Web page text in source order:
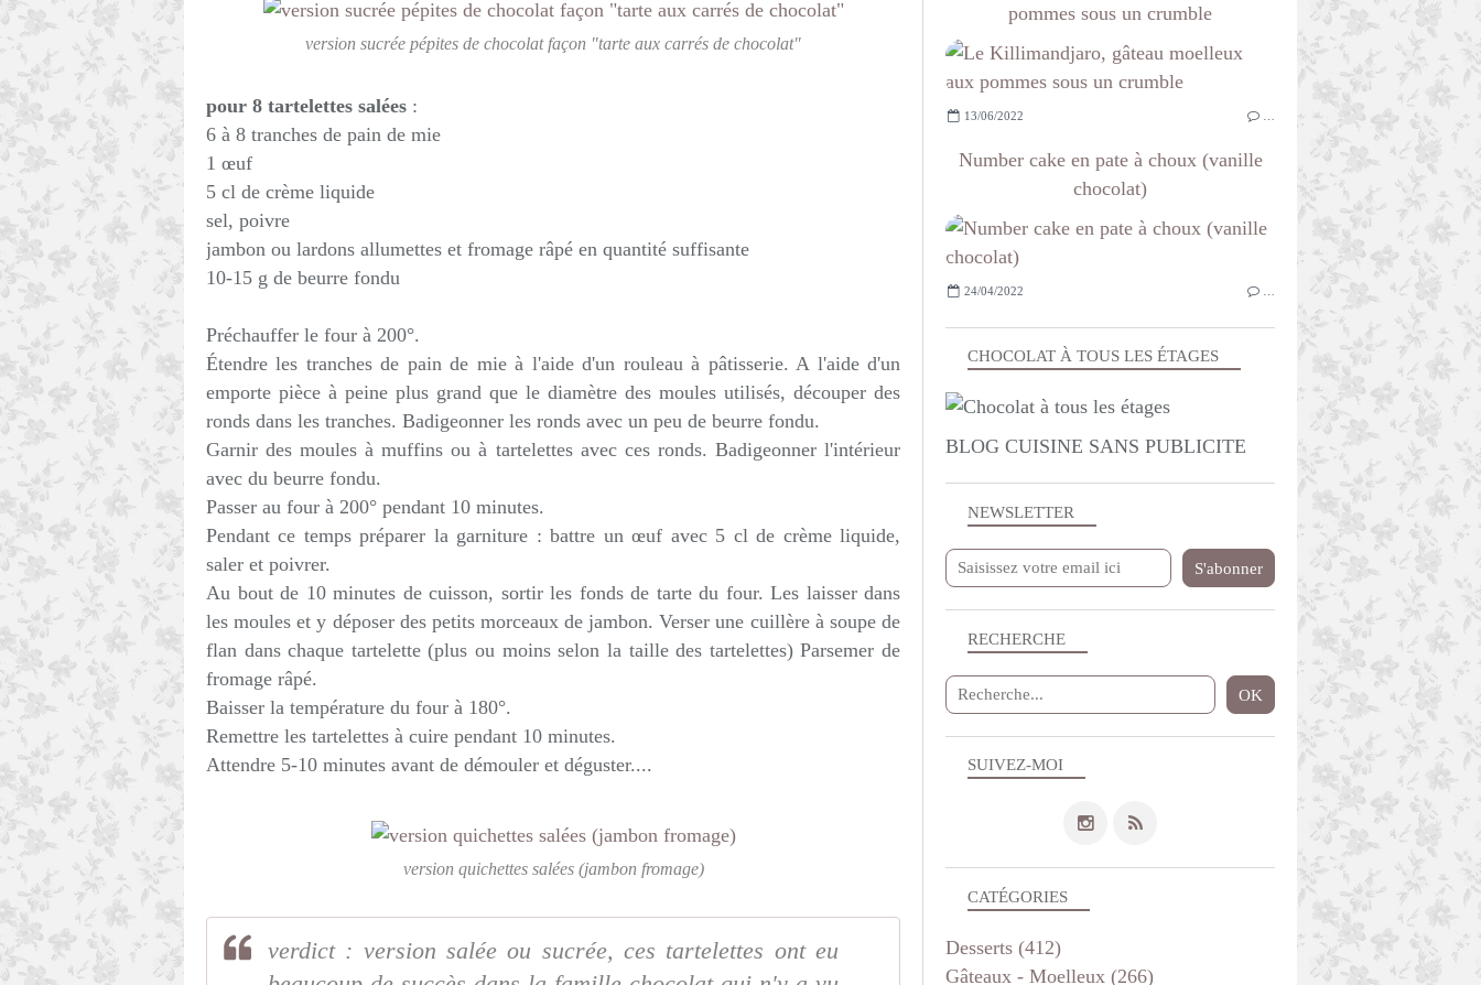
version sucrée pépites de chocolat façon "tarte aux carrés de chocolat"
pour 8 tartelettes salées :
6 à 8 tranches de pain de mie
1 œuf
5 cl de crème liquide
sel, poivre
jambon ou lardons allumettes et fromage râpé en quantité suffisante
10-15 g de beurre fondu
Préchauffer le four à 200°.
Étendre les tranches de pain de mie à l'aide d'un rouleau à pâtisserie. A l'aide d'un
emporte pièce à peine plus grand que le diamètre des moules utilisés, découper des
ronds dans les tranches. Badigeonner les ronds avec un peu de beurre fondu.
Garnir des moules à muffins ou à tartelettes avec ces ronds. Badigeonner l'intérieur
avec du beurre fondu.
Passer au four à 200° pendant 10 minutes.
Pendant ce temps préparer la garniture : battre un œuf avec 5 cl de crème liquide,
saler et poivrer.
Au bout de 10 minutes de cuisson, sortir les fonds de tarte du four. Les laisser dans
les moules et y déposer des petits morceaux de jambon. Verser une cuillère à soupe de
flan dans chaque tartelette (plus ou moins selon la taille des tartelettes) Parsemer de
fromage râpé.
Baisser la température du four à 180°.
Remettre les tartelettes à cuire pendant 10 minutes.
Attendre 5-10 minutes avant de démouler et déguster....
version quichettes salées (jambon fromage)
verdict : version salée ou sucrée, ces tartelettes ont eu
NEWSLETTER
SUIVEZ-MOI
RECHERCHE
CHOCOLAT À TOUS LES ÉTAGES
BLOG CUISINE SANS PUBLICITE
pommes sous un crumble
13/06/2022
Number cake en pate à choux (vanille
chocolat)
24/04/2022
CATÉGORIES
Desserts (412)
Gâteaux - Moelleux (266)